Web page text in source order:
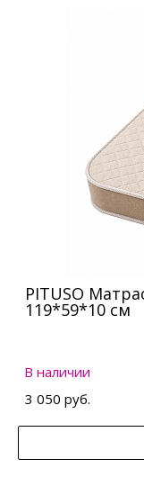
PITUSO
119*59*10 см
В наличии
3 050 руб.